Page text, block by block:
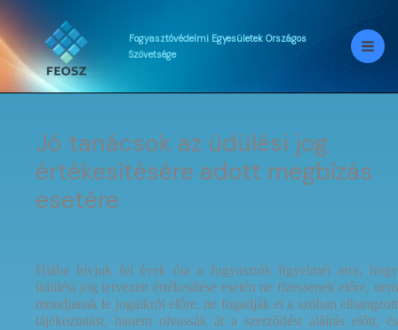
Skip
to
content
Fogyasztóvédelmi Egyesületek Országos
Szövetsége
Jó tanácsok az üdülési jog
értékesítésére adott megbízás
esetére
Hiába hívjuk fel évek óta a fogyasztók figyelmét arra, hogy
üdülési jog tervezett értékesítése esetén ne fizessenek előre, nem
mondjanak le jogaikról előre, ne fogadják el a szóban elhangzott
tájékoztatást, hanem olvassák át a szerződést aláírás előtt, és